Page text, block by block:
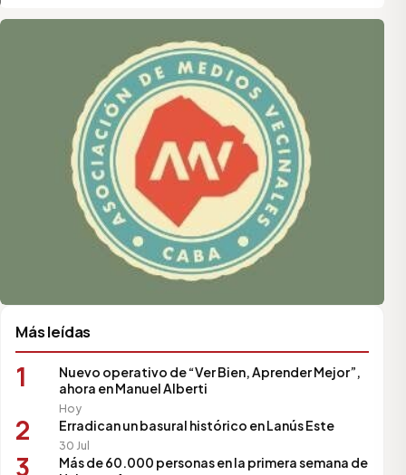
Asociación de Medios Vecinales
Más leídas
1
Nuevo operativo de “Ver Bien, Aprender Mejor”,
ahora en Manuel Alberti
Hoy
2 Erradican un basural histórico en Lanús Este
30 Jul
3
Más de 60.000 personas en la primera semana de